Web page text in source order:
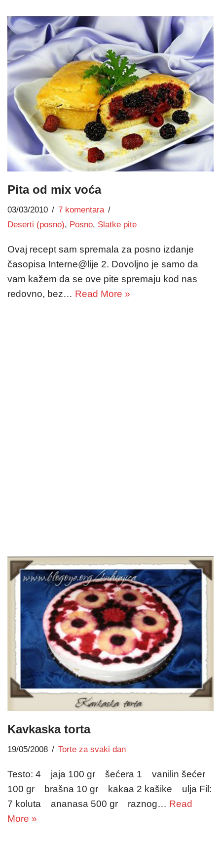
Pita od mix voća
03/03/2010
7 komentara
Deserti (posno), Posno, Slatke pite
Ovaj recept sam spremala za posno izdanje
časopisa Interne@lije 2. Dovoljno je samo da
vam kažem da se ove pite spremaju kod nas
redovno, bez… Read More »
Kavkaska torta
19/05/2008 Torte za svaki dan
Testo: 4 jaja 100 gr šećera 1 vanilin šećer
100 gr brašna 10 gr kakaa 2 kašike ulja Fil:
7 koluta ananasa 500 gr raznog… Read
More »